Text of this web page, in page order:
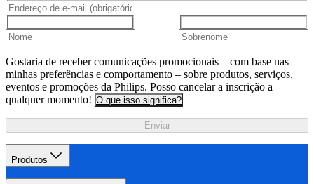
Gostaria de receber comunicações promocionais – com base nas
minhas preferências e comportamento – sobre produtos, serviços,
eventos e promoções da Philips. Posso cancelar a inscrição a
qualquer momento! O que isso significa?
Enviar
Produtos